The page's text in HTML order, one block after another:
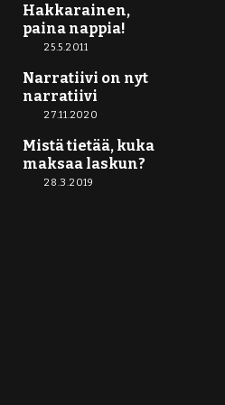
Hakkarainen,
paina nappia!
25.5.2011
Narratiivi on nyt
narratiivi
27.11.2020
Mistä tietää, kuka
maksaa laskun?
28.3.2019